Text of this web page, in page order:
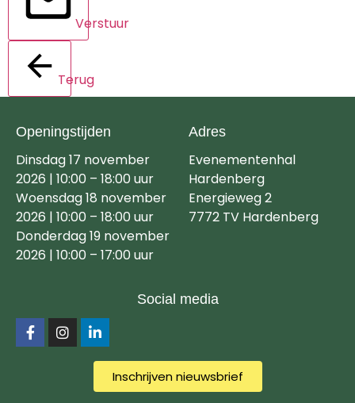
Verstuur
Terug
Openingstijden
Dinsdag 17 november
2026 | 10:00 – 18:00 uur
Woensdag 18 november
2026 | 10:00 – 18:00 uur
Donderdag 19 november
2026 | 10:00 – 17:00 uur
Adres
Evenementenhal
Hardenberg
Energieweg 2
7772 TV Hardenberg
Social media
Inschrijven nieuwsbrief